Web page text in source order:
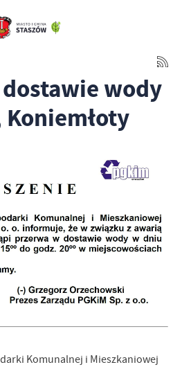
wody
Komunalnej i Mieszkaniowej